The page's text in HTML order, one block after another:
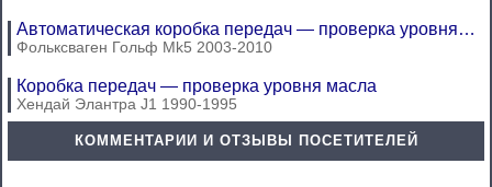
Автоматическая коробка передач — проверка уровня…
Фольксваген Гольф Mk5 2003-2010
Коробка передач — проверка уровня масла
Хендай Элантра J1 1990-1995
КОММЕНТАРИИ И ОТЗЫВЫ ПОСЕТИТЕЛЕЙ